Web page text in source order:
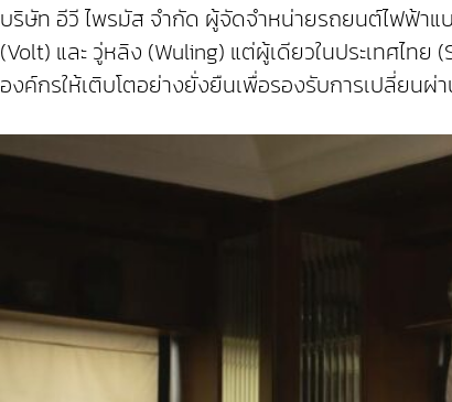
บริษัท อีวี ไพรมัส จำกัด ผู้จัดจำหน่ายรถยนต์ไฟฟ้า
(Volt) และ วู่หลิง (Wuling) แต่ผู้เดียวในประเทศไ
องค์กรให้เติบโตอย่างยั่งยืนเพื่อรองรับการเปลี่ยน